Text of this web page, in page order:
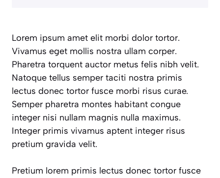
Lorem ipsum amet elit morbi dolor tortor.
Vivamus eget mollis nostra ullam corper.
Pharetra torquent auctor metus felis nibh velit.
Natoque tellus semper taciti nostra primis
lectus donec tortor fusce morbi risus curae.
Semper pharetra montes habitant congue
integer nisi nullam magnis nulla maximus.
Integer primis vivamus aptent integer risus
pretium gravida velit.
Pretium lorem primis lectus donec tortor fusce